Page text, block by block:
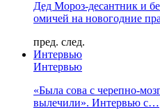
Дед Мороз-десантник и
омичей на новогодние
пред. след.
Интервью
Интервью
«Была сова с черепно-
вылечили». Интервью с…